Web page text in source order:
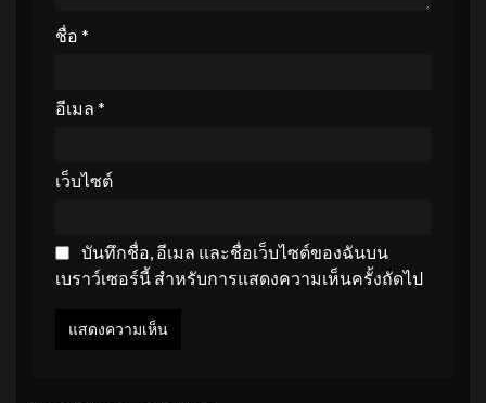
ชื่อ *
อีเมล *
เว็บไซต์
บันทึกชื่อ, อีเมล และชื่อเว็บไซต์ของฉันบน
เบราว์เซอร์นี้ สำหรับการแสดงความเห็นครั้งถัดไป